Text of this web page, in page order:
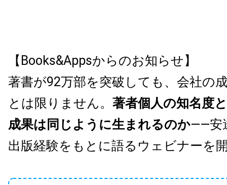
【Books&Appsからのお知らせ】
著書が92万部を突破しても、会社の
とは限りません。 著者個人の知名度
成果は同じように生まれるのか——安
出版経験をもとに語るウェビナーを